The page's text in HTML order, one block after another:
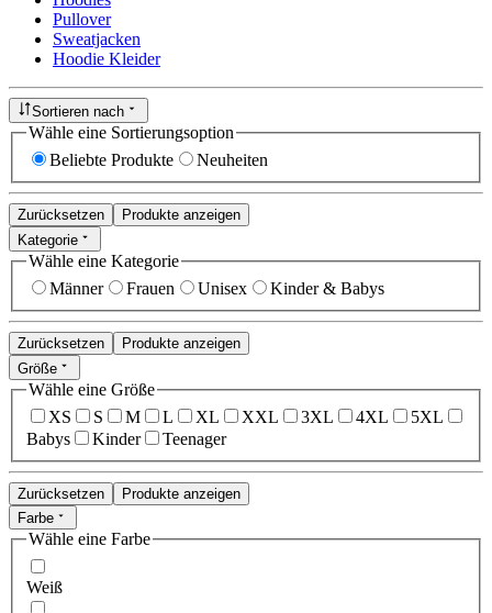
Pullover
Sweatjacken
Hoodie Kleider
Sortieren nach
Wähle eine Sortierungsoption
Beliebte Produkte
Neuheiten
Zurücksetzen
Produkte anzeigen
Kategorie
Wähle eine Kategorie
Männer
Frauen Unisex Kinder & Babys
Zurücksetzen
Produkte anzeigen
Größe
Wähle eine Größe
XS
S M L XL XXL 3XL 4XL
5XL
Babys
Kinder Teenager
Zurücksetzen
Produkte anzeigen
Farbe
Wähle eine Farbe
Weiß